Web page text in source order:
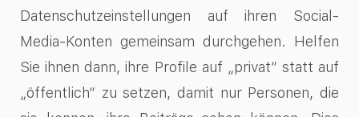
Datenschutzeinstellungen auf ihren Social-
Media-Konten gemeinsam durchgehen. Helfen
Sie ihnen dann, ihre Profile auf „privat“ statt auf
„öffentlich“ zu setzen, damit nur Personen, die